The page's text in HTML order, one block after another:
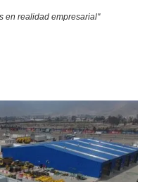
en realidad empresarial"